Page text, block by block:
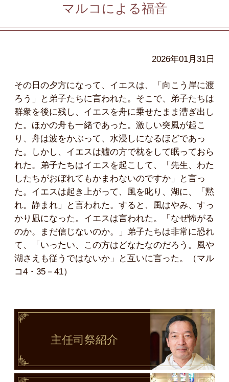
マルコによる福音
2026年01月31日
その日の夕方になって、イエスは、「向こう岸に渡
ろう」と弟子たちに言われた。そこで、弟子たちは
群衆を後に残し、イエスを舟に乗せたまま漕ぎ出し
た。ほかの舟も一緒であった。激しい突風が起こ
り、舟は波をかぶって、水浸しになるほどであっ
た。しかし、イエスは艫の方で枕をして眠っておら
れた。弟子たちはイエスを起こして、「先生、わた
したちがおぼれてもかまわないのですか」と言っ
た。イエスは起き上がって、風を叱り、湖に、「黙
れ。静まれ」と言われた。すると、風はやみ、すっ
かり凪になった。イエスは言われた。「なぜ怖がる
のか。まだ信じないのか。」弟子たちは非常に恐れ
て、「いったい、この方はどなたなのだろう。風や
湖さえも従うではないか」と互いに言った。（マル
コ4・35－41）
主任司祭紹介